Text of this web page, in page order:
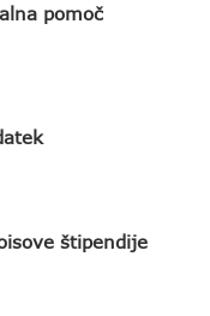
pomoč
štipendije